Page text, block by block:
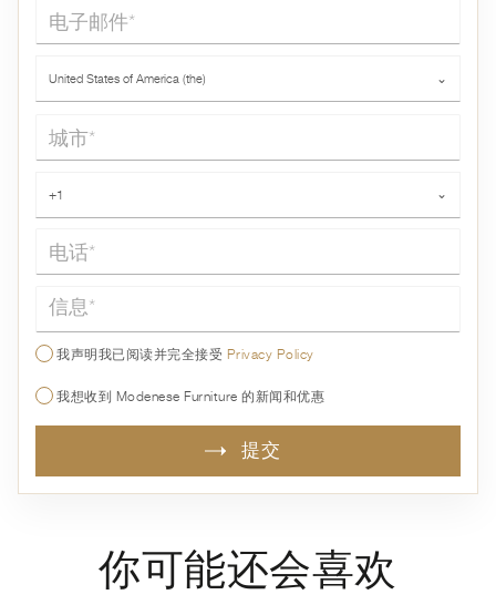
电子邮件*
United States of America (the) ⌄
城市*
+1 ⌄
信息*
我声明我已阅读并完全接受 Privacy Policy
我想收到 Modenese Furniture 的新闻和优惠
提交
你可能还会喜欢